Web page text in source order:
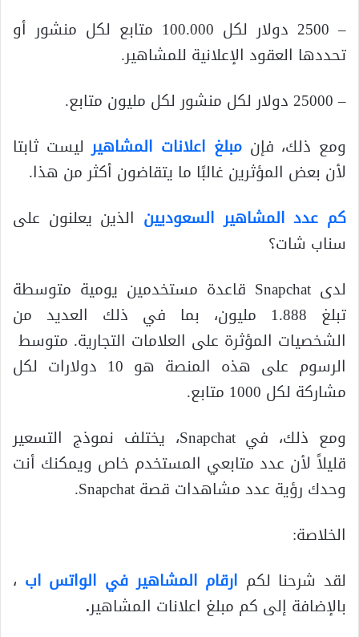
– 2500 دولار لكل 100.000 متابع لكل منشور أو
تحددها العقود الإعلانية للمشاهير.
– 25000 دولار لكل منشور لكل مليون متابع.
ومع ذلك، فإن مبلغ اعلانات المشاهيرليست ثابتا
لأن بعض المؤثرين غالبًا ما يتقاضون أكثر من هذا.
كم عدد المشاهير السعوديين الذين يعلنون على
سناب شات؟
لدى Snapchat قاعدة مستخدمين يومية متوسطة
تبلغ 1.888 مليون، بما في ذلك العديد من
الشخصيات المؤثرة على العلامات التجارية. متوسط ​​
الرسوم على هذه المنصة هو 10 دولارات لكل
مشاركة لكل 1000 متابع.
ومع ذلك، في Snapchat، يختلف نموذج التسعير
قليلاً لأن عدد متابعي المستخدم خاص ويمكنك أنت
وحدك رؤية عدد مشاهدات قصة Snapchat.
الخلاصة:
لقد شرحنا لكم ارقام المشاهير في الواتس اب ،
بالإضافة إلى كم مبلغ اعلانات المشاهير.